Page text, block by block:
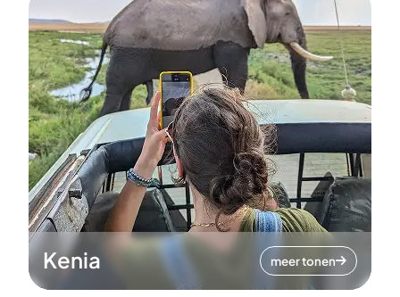
Kenia meer tonen